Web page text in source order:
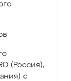
(Россия),
с